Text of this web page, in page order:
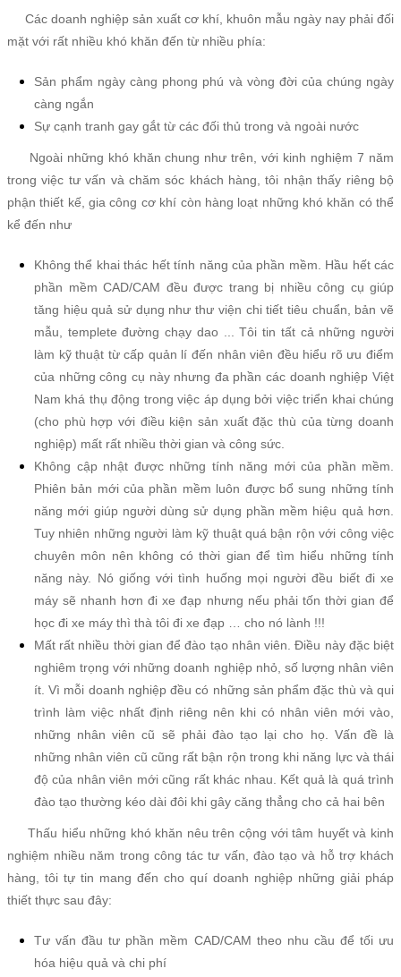
Các doanh nghiệp sản xuất cơ khí, khuôn mẫu ngày nay phải đối
mặt với rất nhiều khó khăn đến từ nhiều phía:
Sản phẩm ngày càng phong phú và vòng đời của chúng ngày
càng ngắn
Sự cạnh tranh gay gắt từ các đối thủ trong và ngoài nước
Ngoài những khó khăn chung như trên, với kinh nghiệm 7 năm
trong việc tư vấn và chăm sóc khách hàng, tôi nhận thấy riêng bộ
phận thiết kế, gia công cơ khí còn hàng loạt những khó khăn có thể
kể đến như
Không thể khai thác hết tính năng của phần mềm. Hầu hết các
phần mềm CAD/CAM đều được trang bị nhiều công cụ giúp
tăng hiệu quả sử dụng như thư viện chi tiết tiêu chuẩn, bản vẽ
mẫu, templete đường chạy dao ... Tôi tin tất cả những người
làm kỹ thuật từ cấp quản lí đến nhân viên đều hiểu rõ ưu điểm
của những công cụ này nhưng đa phần các doanh nghiệp Việt
Nam khá thụ động trong việc áp dụng bởi việc triển khai chúng
(cho phù hợp với điều kiện sản xuất đặc thù của từng doanh
nghiệp) mất rất nhiều thời gian và công sức.
Không cập nhật được những tính năng mới của phần mềm.
Phiên bản mới của phần mềm luôn được bổ sung những tính
năng mới giúp người dùng sử dụng phần mềm hiệu quả hơn.
Tuy nhiên những người làm kỹ thuật quá bận rộn với công việc
chuyên môn nên không có thời gian để tìm hiểu những tính
năng này. Nó giống với tình huống mọi người đều biết đi xe
máy sẽ nhanh hơn đi xe đạp nhưng nếu phải tốn thời gian để
học đi xe máy thì thà tôi đi xe đạp … cho nó lành !!!
Mất rất nhiều thời gian để đào tạo nhân viên. Điều này đặc biệt
nghiêm trọng với những doanh nghiệp nhỏ, số lượng nhân viên
ít. Vì mỗi doanh nghiệp đều có những sản phẩm đặc thù và qui
trình làm việc nhất định riêng nên khi có nhân viên mới vào,
những nhân viên cũ sẽ phải đào tạo lại cho họ. Vấn đề là
những nhân viên cũ cũng rất bận rộn trong khi năng lực và thái
độ của nhân viên mới cũng rất khác nhau. Kết quả là quá trình
đào tạo thường kéo dài đôi khi gây căng thẳng cho cả hai bên
Thấu hiểu những khó khăn nêu trên cộng với tâm huyết và kinh
nghiệm nhiều năm trong công tác tư vấn, đào tạo và hỗ trợ khách
hàng, tôi tự tin mang đến cho quí doanh nghiệp những giải pháp
thiết thực sau đây:
Tư vấn đầu tư phần mềm CAD/CAM theo nhu cầu để tối ưu
hóa hiệu quả và chi phí